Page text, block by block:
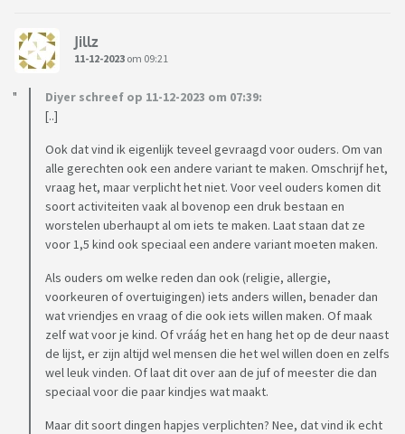
Jillz
11-12-2023 om 09:21
Diyer schreef op 11-12-2023 om 07:39:
[..]
Ook dat vind ik eigenlijk teveel gevraagd voor ouders. Om van
alle gerechten ook een andere variant te maken. Omschrijf het,
vraag het, maar verplicht het niet. Voor veel ouders komen dit
soort activiteiten vaak al bovenop een druk bestaan en
worstelen uberhaupt al om iets te maken. Laat staan dat ze
voor 1,5 kind ook speciaal een andere variant moeten maken.
Als ouders om welke reden dan ook (religie, allergie,
voorkeuren of overtuigingen) iets anders willen, benader dan
wat vriendjes en vraag of die ook iets willen maken. Of maak
zelf wat voor je kind. Of vráág het en hang het op de deur naast
de lijst, er zijn altijd wel mensen die het wel willen doen en zelfs
wel leuk vinden. Of laat dit over aan de juf of meester die dan
speciaal voor die paar kindjes wat maakt.
Maar dit soort dingen hapjes verplichten? Nee, dat vind ik echt